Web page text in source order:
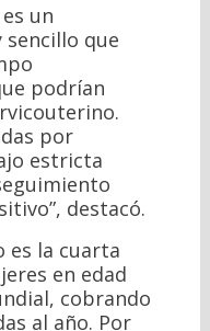
un
que
podrían
por
estricta
destacó.
es la cuarta
en edad
cobrando
al año. Por